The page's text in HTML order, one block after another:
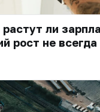
ли
рост не